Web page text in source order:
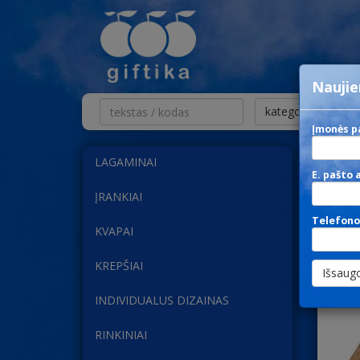
kategorija
LAGAMINAI
ĮRANKIAI
KVAPAI
KREPŠIAI
INDIVIDUALUS DIZAINAS
RINKINIAI
Įmonės
E. pašto